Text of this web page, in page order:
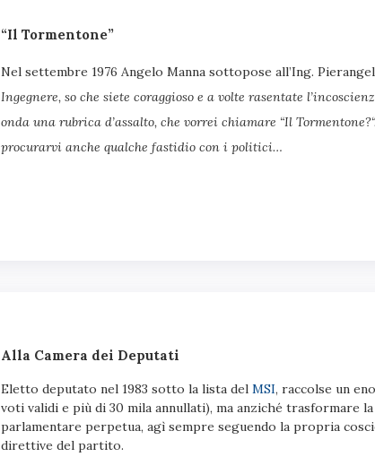
“Il Tormentone”
Nel settembre 1976 Angelo Manna sottopose all’Ing.
Ingegnere, so che siete coraggioso e a volte rasentate
onda una rubrica d’assalto, che vorrei chiamare “Il
procurarvi anche qualche fastidio con i politici…
Alla Camera dei Deputati
Eletto deputato nel 1983 sotto la lista delMSI, raccolse un
voti validi e più di 30 mila annullati), ma anziché trasformare
parlamentare perpetua, agì sempre seguendo la propria
direttive del partito.